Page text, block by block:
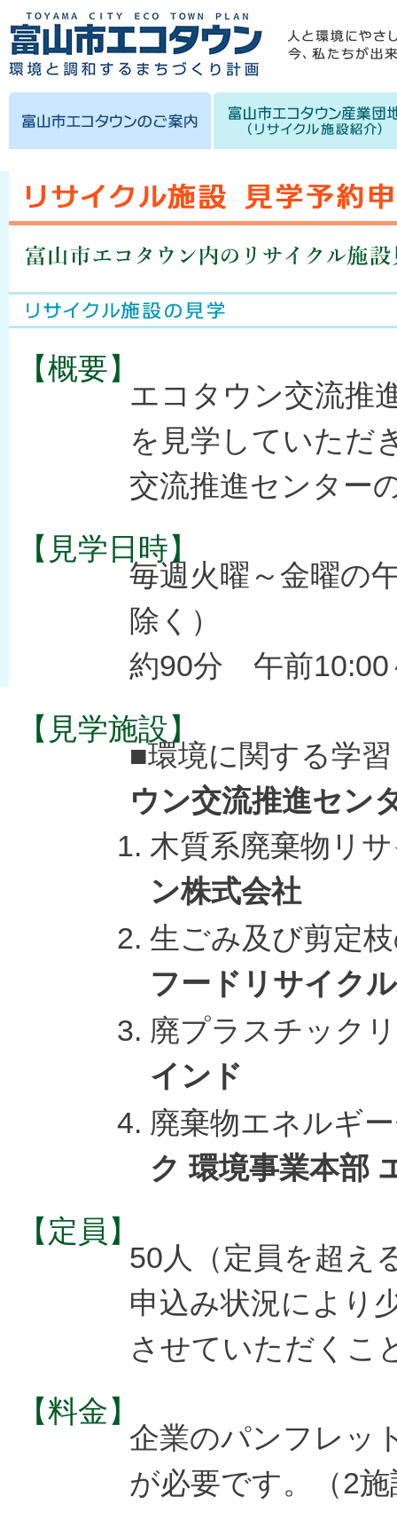
【概要】
エコタウン交流推
を見学していただ
交流推進センター
【見学日時】
毎週火曜～金曜の
除く）
約90分 午前10:00
【見学施設】
■環境に関する学
ウン交流推進セン
木質系廃棄物リ
ン株式会社
生ごみ及び剪定
フードリサイク
廃プラスチック
インド
廃棄物エネルギ
ク 環境事業本部
【定員】
50人（定員を超え
申込み状況により
させていただくこ
【料金】
企業のパンフレッ
が必要です。（2